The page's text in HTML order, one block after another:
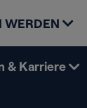
WERDEN
& Karriere